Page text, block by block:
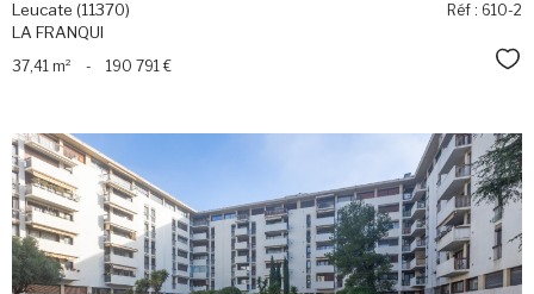
Leucate (11370)
LA FRANQUI
Réf : 610-2
37,41 m² - 190 791 €